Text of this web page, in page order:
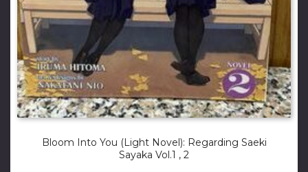
Bloom Into You (Light Novel): Regarding Saeki
Sayaka Vol.1 , 2